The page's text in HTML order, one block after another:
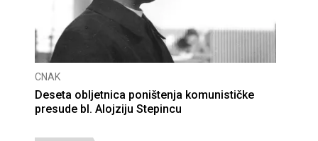
CNAK
Deseta obljetnica poništenja komunističke
presude bl. Alojziju Stepincu